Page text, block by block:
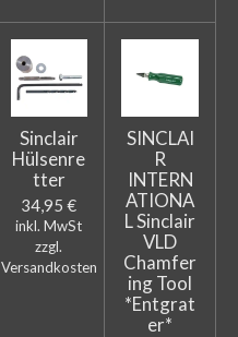
Sinclair
Hülsenre
tter
34,95 €
inkl. MwSt
zzgl.
Versandkosten
SINCLAI
R
INTERN
ATIONA
L Sinclair
VLD
Chamfer
ing Tool
*Entgrat
er*